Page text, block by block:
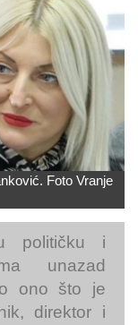
Foto Vranje
političku i
unazad
ono što je
direktor i